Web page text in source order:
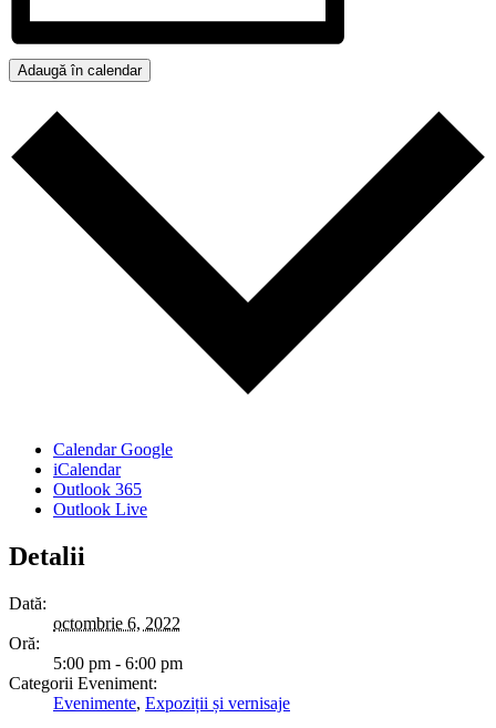
Adaugă în calendar
Calendar Google
iCalendar
Outlook 365
Outlook Live
Detalii
Dată:
octombrie 6, 2022
Oră:
5:00 pm - 6:00 pm
Categorii Eveniment:
Evenimente, Expoziții și vernisaje